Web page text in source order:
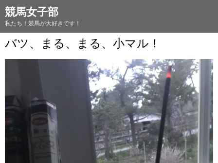
競馬女子部
私たち！競馬が大好きです！
バツ、まる、まる、小マル！